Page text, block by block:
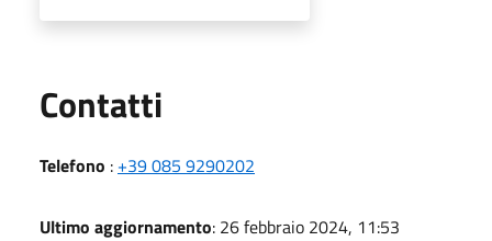
Contatti
Telefono : +39 085 9290202
Ultimo aggiornamento: 26 febbraio 2024, 11:53